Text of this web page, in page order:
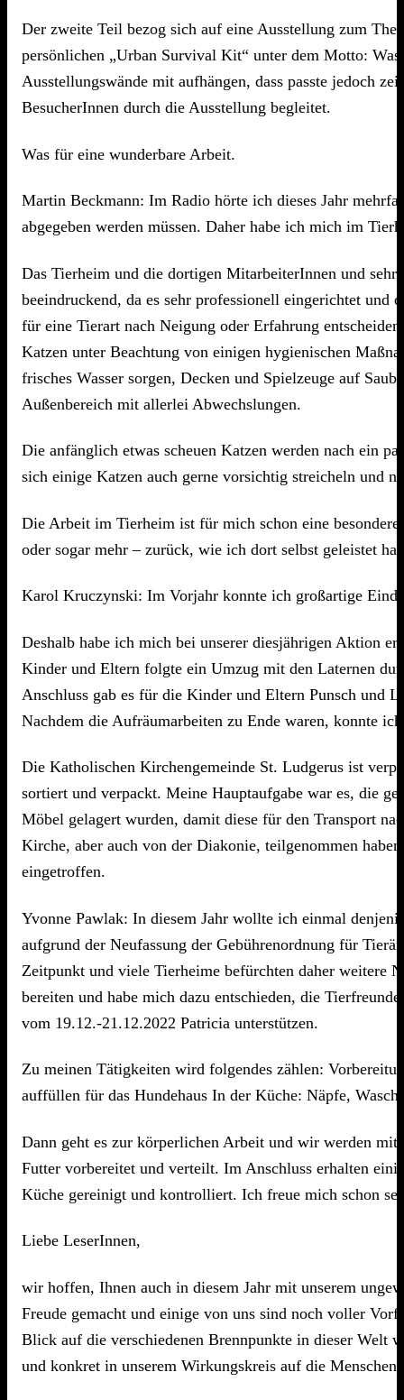
Der zweite Teil bezog sich auf eine Ausstellung zum
persönlichen „Urban Survival Kit“ unter dem Motto:
Ausstellungswände mit aufhängen, dass passte jedoch
BesucherInnen durch die Ausstellung begleitet.
Was für eine wunderbare Arbeit.
Martin Beckmann: Im Radio hörte ich dieses Jahr
abgegeben werden müssen. Daher habe ich mich im
Das Tierheim und die dortigen MitarbeiterInnen und
beeindruckend, da es sehr professionell eingerichtet und
für eine Tierart nach Neigung oder Erfahrung
Katzen unter Beachtung von einigen hygienischen
frisches Wasser sorgen, Decken und Spielzeuge auf
Außenbereich mit allerlei Abwechslungen.
Die anfänglich etwas scheuen Katzen werden nach ein
sich einige Katzen auch gerne vorsichtig streicheln und
Die Arbeit im Tierheim ist für mich schon eine
oder sogar mehr – zurück, wie ich dort selbst geleistet
Karol Kruczynski: Im Vorjahr konnte ich großartige
Deshalb habe ich mich bei unserer diesjährigen Aktion
Kinder und Eltern folgte ein Umzug mit den Laternen
Anschluss gab es für die Kinder und Eltern Punsch und
Nachdem die Aufräumarbeiten zu Ende waren, konnte
Die Katholischen Kirchengemeinde St. Ludgerus ist
sortiert und verpackt. Meine Hauptaufgabe war es, die
Möbel gelagert wurden, damit diese für den Transport
Kirche, aber auch von der Diakonie, teilgenommen
eingetroffen.
Yvonne Pawlak: In diesem Jahr wollte ich einmal
aufgrund der Neufassung der Gebührenordnung für
Zeitpunkt und viele Tierheime befürchten daher weitere
bereiten und habe mich dazu entschieden, die
vom 19.12.-21.12.2022 Patricia unterstützen.
Zu meinen Tätigkeiten wird folgendes zählen:
auffüllen für das Hundehaus In der Küche: Näpfe,
Dann geht es zur körperlichen Arbeit und wir werden
Futter vorbereitet und verteilt. Im Anschluss erhalten
Küche gereinigt und kontrolliert. Ich freue mich schon
Liebe LeserInnen,
wir hoffen, Ihnen auch in diesem Jahr mit unserem
Freude gemacht und einige von uns sind noch voller
Blick auf die verschiedenen Brennpunkte in dieser Welt
und konkret in unserem Wirkungskreis auf die